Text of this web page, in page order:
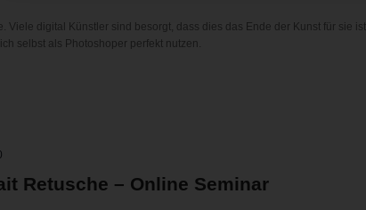
Viele digital Künstler sind besorgt, dass dies das Ende der Kunst für sie ist.
selbst als Photoshoper perfekt nutzen.
Retusche – Online Seminar